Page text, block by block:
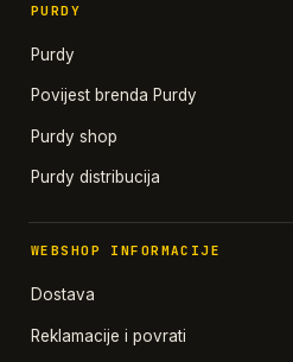
PURDY
Purdy
Povijest brenda Purdy
Purdy shop
Purdy distribucija
WEBSHOP INFORMACIJE
Dostava
Reklamacije i povrati